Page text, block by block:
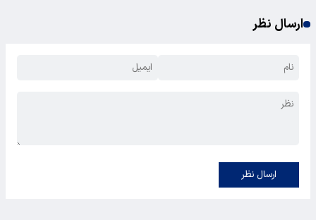
ارسال نظر
ارسال نظر